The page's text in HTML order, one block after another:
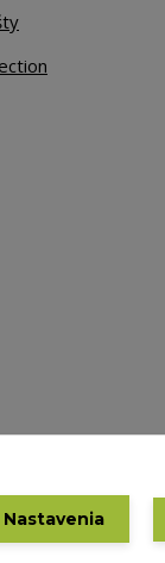
Nastavenia